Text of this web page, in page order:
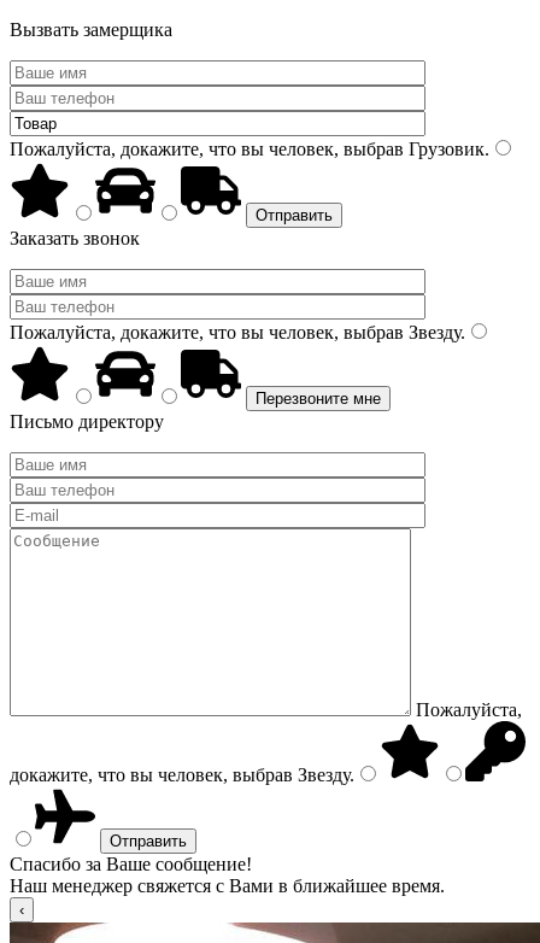
Вызвать замерщика
Пожалуйста, докажите, что вы человек, выбрав Грузовик.
Заказать звонок
Пожалуйста, докажите, что вы человек, выбрав Звезду.
Письмо директору
Пожалуйста,
докажите, что вы человек, выбрав Звезду.
Спасибо за Ваше сообщение!
Наш менеджер свяжется с Вами в ближайшее время.